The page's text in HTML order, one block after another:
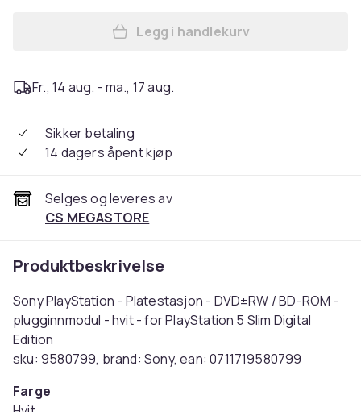
Legg Sony PlayStation -
Legg i handlekurv
Fr., 14 aug. - ma., 17 aug.
Sikker betaling
14 dagers åpent kjøp
Selges og leveres av
CS MEGASTORE
Produktbeskrivelse
Sony PlayStation - Platestasjon - DVD±RW / BD-ROM -
plugginnmodul - hvit - for PlayStation 5 Slim Digital
Edition
sku: 9580799, brand: Sony, ean: 0711719580799
Farge
Hvit